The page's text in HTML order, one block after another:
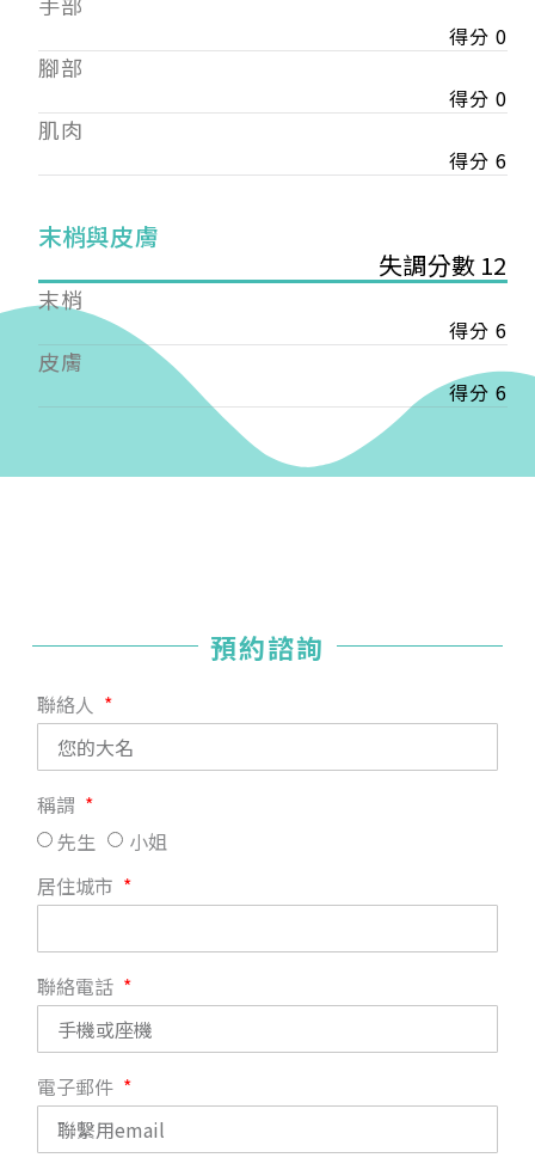
得分 0
腳部
得分 0
肌肉
得分 6
末梢與皮膚
失調分數 12
末梢
得分 6
皮膚
得分 6
預約諮詢
聯絡人
稱謂
先生
小姐
居住城市
聯絡電話
電子郵件
會審核通過後即通知您進行繳費，繳費資訊如下
【會費】
個人會員:
入會費新臺幣1200元，於會員入會時繳納；常年會
費1200元，於每年度繳納。
費3000元，於每年度繳納。
戶名: 社團法人台灣自律神經健康培訓暨發展協會
帳號: 003-03-501566-2
銀行: (013) 國泰世華 南京東路分行